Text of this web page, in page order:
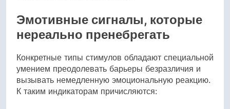
Эмотивные сигналы, которые
нереально пренебрегать
Конкретные типы стимулов обладают специальной
умением преодолевать барьеры безразличия и
вызывать немедленную эмоциональную реакцию.
К таким индикаторам причисляются: